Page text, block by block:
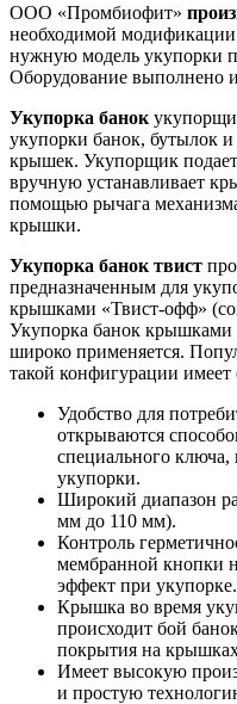
ООО «Промбиофит»
необходимой
нужную модель укупорки
Оборудование выполнено
Укупорка банок
укупорки банок, бутылок
крышек. Укупорщик
вручную устанавливает
помощью рычага
крышки.
Укупорка банок твист
предназначенным для
крышками «Твист-офф»
Укупорка банок крышками
широко применяется.
такой конфигурации
Удобство для
открываются
специального ключа,
укупорки.
Широкий диапазон
мм до 110 мм).
Контроль
мембранной кнопки
эффект при укупорке.
Крышка во время
происходит бой
покрытия на
Имеет высокую
и простую